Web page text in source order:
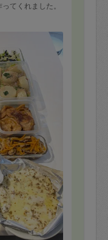
てくれました。